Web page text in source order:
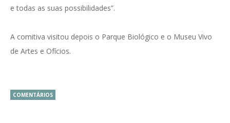
e todas as suas possibilidades”.
A comitiva visitou depois o Parque Biológico e o Museu Vivo
de Artes e Ofícios.
COMENTÁRIOS